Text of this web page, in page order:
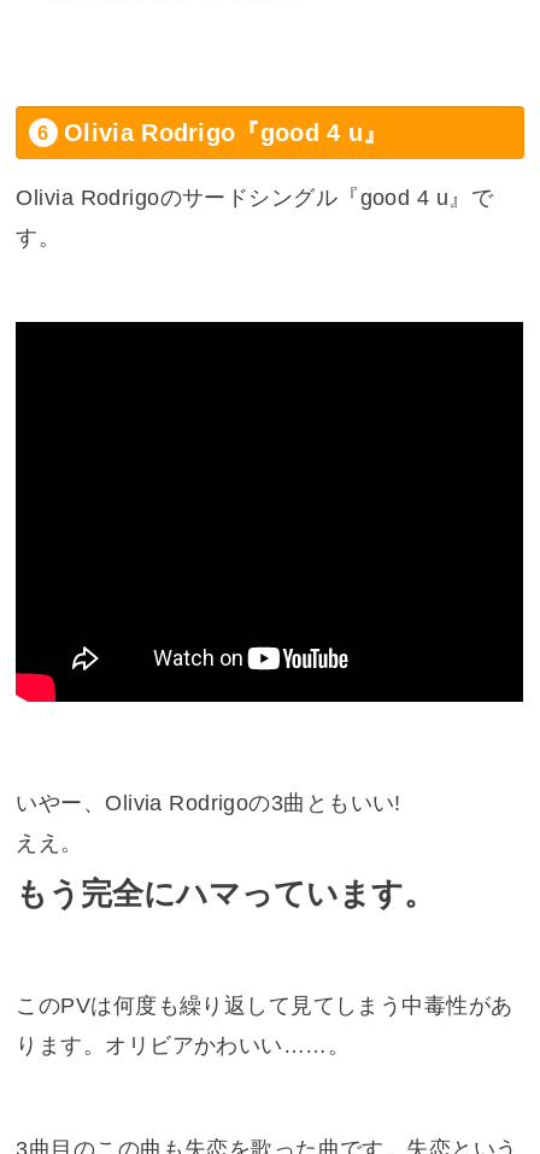
Olivia Rodrigo『good 4 u』
Olivia Rodrigoのサードシングル『good 4 u』で
す。
いやー、Olivia Rodrigoの3曲ともいい!
ええ。
もう完全にハマっています。
このPVは何度も繰り返して見てしまう中毒性があ
ります。オリビアかわいい……。